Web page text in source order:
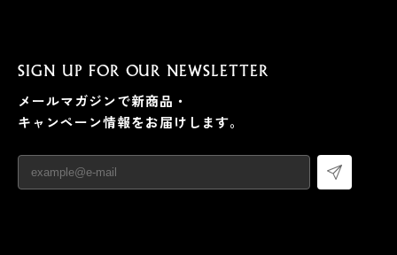
SIGN UP FOR OUR NEWSLETTER
メールマガジンで新商品・
キャンペーン情報をお届けします。